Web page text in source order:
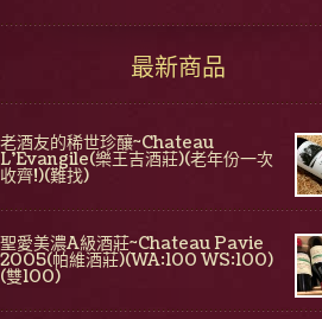
最新商品
老酒友的稀世珍釀~Chateau
L'Evangile(樂王吉酒莊)(老年份一次
收齊!)(難找)
聖愛美濃A級酒莊~Chateau Pavie
2005(帕維酒莊)(WA:100 WS:100)
(雙100)